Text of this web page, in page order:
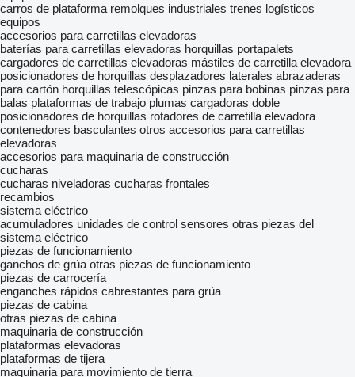
carros de plataforma remolques industriales trenes logísticos
equipos
accesorios para carretillas elevadoras
baterías para carretillas elevadoras horquillas portapalets
cargadores de carretillas elevadoras mástiles de carretilla elevadora
posicionadores de horquillas desplazadores laterales abrazaderas
para cartón horquillas telescópicas pinzas para bobinas pinzas para
balas plataformas de trabajo plumas cargadoras doble
posicionadores de horquillas rotadores de carretilla elevadora
contenedores basculantes otros accesorios para carretillas
elevadoras
accesorios para maquinaria de construcción
cucharas
cucharas niveladoras cucharas frontales
recambios
sistema eléctrico
acumuladores unidades de control sensores otras piezas del
sistema eléctrico
piezas de funcionamiento
ganchos de grúa otras piezas de funcionamiento
piezas de carrocería
enganches rápidos cabrestantes para grúa
piezas de cabina
otras piezas de cabina
maquinaria de construcción
plataformas elevadoras
plataformas de tijera
maquinaria para movimiento de tierra